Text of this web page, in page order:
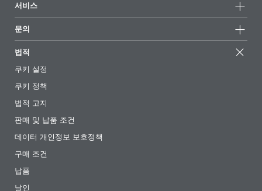
언론 및 미디어
소재지 및 판매점
전시회 및 이벤트
지속가능한 제품
성공 사례
EcoVadis
인증서
서비스
추천 배합
기사
전자책
규제 현황
첨가제 안내 앱
동영상
다운로드
문의
법적
쿠키 설정
쿠키 정책
법적 고지
판매 및 납품 조건
데이터 개인정보 보호정책
구매 조건
납품
날인